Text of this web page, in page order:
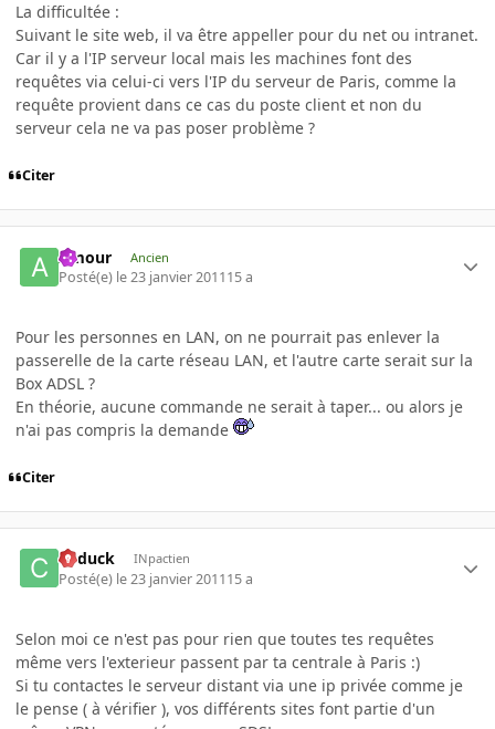
La difficultée :
Suivant le site web, il va être appeller pour du net ou intranet.
Car il y a l'IP serveur local mais les machines font des
requêtes via celui-ci vers l'IP du serveur de Paris, comme la
requête provient dans ce cas du poste client et non du
serveur cela ne va pas poser problème ?
Citer
Amour Ancien
Posté(e) le 23 janvier 201115 a
Pour les personnes en LAN, on ne pourrait pas enlever la
passerelle de la carte réseau LAN, et l'autre carte serait sur la
Box ADSL ?
En théorie, aucune commande ne serait à taper... ou alors je
n'ai pas compris la demande
Citer
Cyduck INpactien
Posté(e) le 23 janvier 201115 a
Selon moi ce n'est pas pour rien que toutes tes requêtes
même vers l'exterieur passent par ta centrale à Paris :)
Si tu contactes le serveur distant via une ip privée comme je
le pense ( à vérifier ), vos différents sites font partie d'un